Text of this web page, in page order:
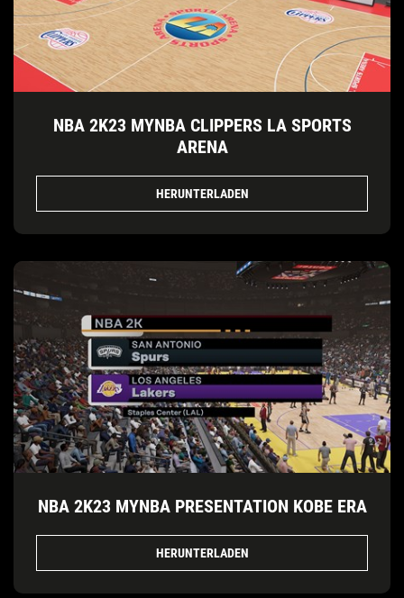
NBA 2K23 MYNBA CLIPPERS LA SPORTS
ARENA
HERUNTERLADEN
NBA 2K23 MYNBA PRESENTATION KOBE ERA
HERUNTERLADEN